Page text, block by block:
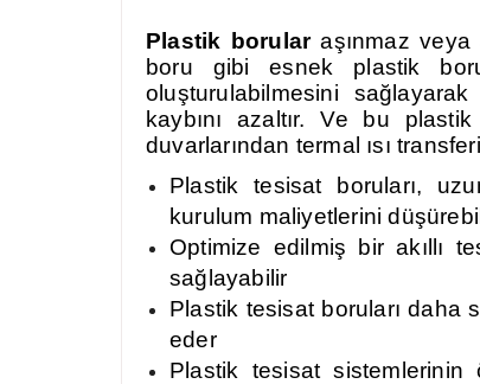
Plastik borularaşınmaz veya
boru gibi esnek plastik
oluşturulabilmesini
kaybını azaltır. Ve bu
duvarlarından termal ısı
Plastik tesisat boruları,
kurulum maliyetlerini
Optimize edilmiş bir akıllı
sağlayabilir
Plastik tesisat boruları daha
eder
Plastik tesisat